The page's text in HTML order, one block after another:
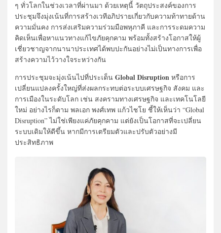
ๆ ทั่วโลกในช่วงเวลาที่ผ่านมา ด้วยเหตุนี้ วัตถุประสงค์ของการ
ประชุมจึงมุ่งเน้นที่การสร้างเวทีอภิปรายเกี่ยวกับความท้าทายด้าน
ความมั่นคง การส่งเสริมความร่วมมือพหุภาคี และการระดมความ
คิดเห็นเพื่อหาแนวทางแก้ไขภัยคุกคาม พร้อมทั้งสร้างโอกาสให้ผู้
เชี่ยวชาญจากนานาประเทศได้พบปะกันอย่างไม่เป็นทางการเพื่อ
สร้างความไว้วางใจระหว่างกัน
การประชุมจะมุ่งเน้นไปที่ประเด็น Global Disruption หรือการ
เปลี่ยนแปลงครั้งใหญ่ที่ส่งผลกระทบต่อระบบเศรษฐกิจ สังคม และ
การเมืองในระดับโลก เช่น สงครามทางเศรษฐกิจ และเทคโนโลยี
ใหม่ อย่างไรก็ตาม พลเอก พงศ์เทพ แก้วไชโย ชี้ให้เห็นว่า “Global
Disruption” ไม่ใช่เพียงแค่ภัยคุกคาม แต่ยังเป็นโอกาสที่จะเปลี่ยน
ระบบเดิมให้ดีขึ้น หากมีการเตรียมตัวและปรับตัวอย่างมี
ประสิทธิภาพ